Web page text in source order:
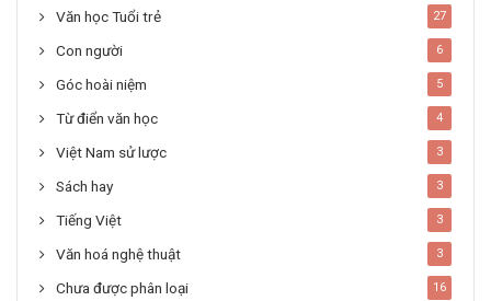
Văn học Tuổi trẻ 27
Con người 6
Góc hoài niệm 5
Từ điển văn học 4
Việt Nam sử lược 3
Sách hay 3
Tiếng Việt 3
Văn hoá nghệ thuật 3
Chưa được phân loại 16